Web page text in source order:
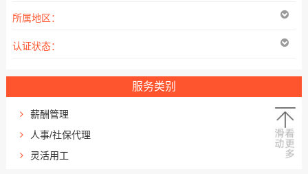
所属地区：
认证状态：
服务类别
薪酬管理
人事/社保代理
灵活用工